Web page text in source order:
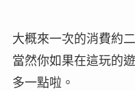
大概來一次的消費約
當然你如果在這玩的
多一點啦。